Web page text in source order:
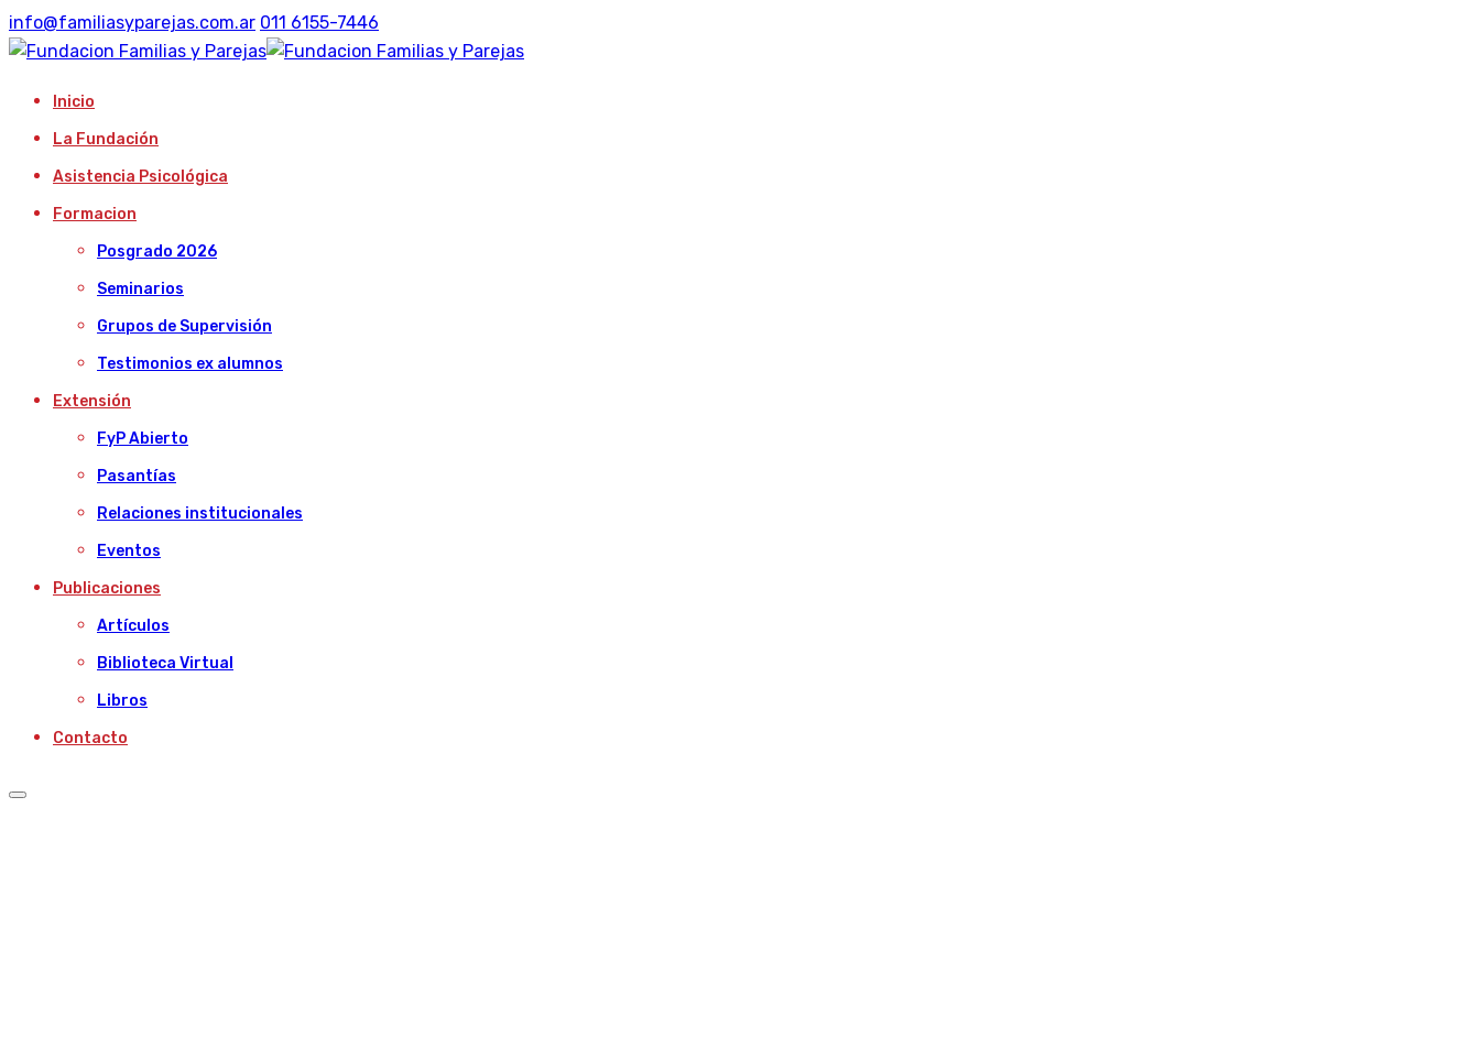
info@familiasyparejas.com.ar 011 6155-7446
Inicio
La Fundación
Asistencia Psicológica
Formacion
Posgrado 2026
Seminarios
Grupos de Supervisión
Testimonios ex alumnos
Extensión
FyP Abierto
Pasantías
Relaciones institucionales
Eventos
Publicaciones
Artículos
Biblioteca Virtual
Libros
Contacto